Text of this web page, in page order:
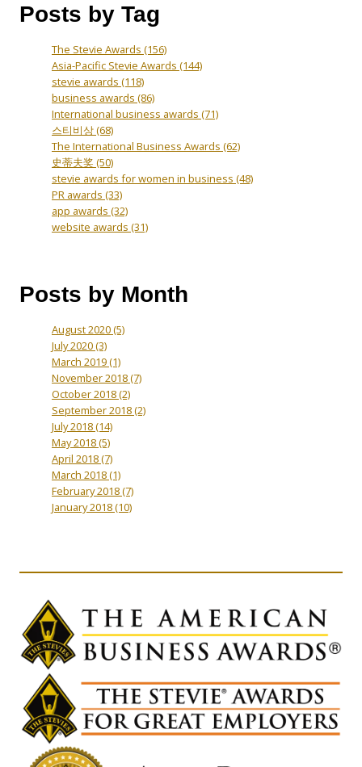
Posts by Tag
The Stevie Awards (156)
Asia-Pacific Stevie Awards (144)
stevie awards (118)
business awards (86)
International business awards (71)
스티비상(68)
The International Business Awards (62)
史蒂夫奖 (50)
stevie awards for women in business (48)
PR awards (33)
app awards (32)
website awards (31)
Posts by Month
August 2020(5)
July 2020(3)
March 2019(1)
November 2018(7)
October 2018(2)
September 2018(2)
July 2018(14)
May 2018(5)
April 2018(7)
March 2018(1)
February 2018(7)
January 2018(10)